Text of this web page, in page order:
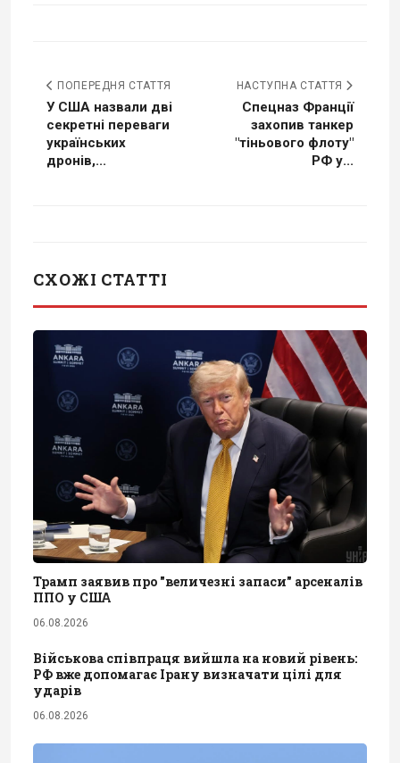
ПОПЕРЕДНЯ СТАТТЯ
У США назвали дві
секретні переваги
українських
дронів,...
НАСТУПНА СТАТТЯ
Спецназ Франції
захопив танкер
"тіньового флоту"
РФ у...
СХОЖІ СТАТТІ
Трамп заявив про "величезні запаси" арсеналів
ППО у США
06.08.2026
Військова співпраця вийшла на новий рівень:
РФ вже допомагає Ірану визначати цілі для
ударів
06.08.2026